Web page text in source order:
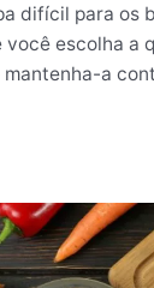
difícil para os
escolha a
a